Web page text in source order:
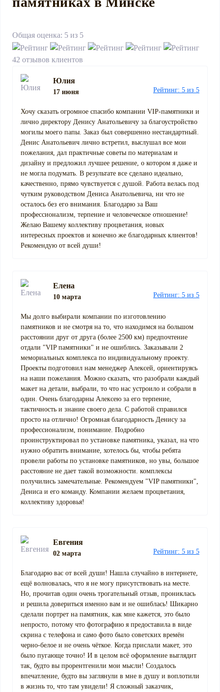
Общая оценка: 5 из 5
42 отзывов клиентов
Юлия
17 июня Рейтинг: 5 из 5
Хочу сказать огромное спасибо компании VIP-памятники и
лично директору Денису Анатольевичу за благоустройство
могилы моего папы. Заказ был совершенно нестандартный.
Денис Анатольевич лично встретил, выслушал все мои
пожелания, дал практичные советы по материалам и
дизайну и предложил лучшее решение, о котором я даже и
не могла подумать. В результате все сделано идеально,
качественно, прямо чувствуется с душой. Работа велась под
чутким руководством Дениса Анатольевича, ни что не
осталось без его внимания. Благодарю за Ваш
профессионализм, терпение и человеческое отношение!
Желаю Вашему коллективу процветания, новых
интересных проектов и конечно же благодарных клиентов!
Рекомендую от всей души!
Елена
10 марта Рейтинг: 5 из 5
Мы долго выбирали компании по изготовлению
памятников и не смотря на то, что находимся на большом
расстоянии друг от друга (более 2500 км) предпочтение
отдали "VIP памятники" и не ошиблись. Заказывали 2
мемориальных комплекса по индивидуальному проекту.
Проекты подготовил нам менеджер Алексей, ориентируясь
на наши пожелания. Можно сказать, что разобрали каждый
макет на детали, выбрали, то что нас устроило и собрали в
один. Очень благодарны Алексею за его терпение,
тактичность и знание своего дела. С работой справился
просто на отлично! Огромная благодарность Денису за
профессионализм, понимание. Подробно
проинструктировал по установке памятника, указал, на что
нужно обратить внимание, хотелось бы, чтобы ребята
провели работы по установке памятников, но увы, большое
расстояние не дает такой возможности. комплексы
получились замечательные. Рекомендуем "VIP памятники",
Дениса и его команду. Компании желаем процветания,
коллективу здоровья!
Евгения
02 марта Рейтинг: 5 из 5
Благодарю вас от всей души! Нашла случайно в интернете,
ещё волновалась, что я не могу присутствовать на месте.
Но, прочитав один очень трогательный отзыв, прониклась
и решила довериться именно вам и не ошиблась! Шикарно
сделали портрет на памятник, как мне кажется, это было
непросто, потому что фотографию я предоставила в виде
скрина с телефона и само фото было советских времён
черно-белое и не очень чёткое. Когда прислали макет, это
было пугающе точно! И в целом всё оформление выглядит
так, будто вы прорентгенили мои мысли! Создалось
впечатление, будто вы заглянули в мне в душу и воплотили
в жизнь то, что там увидели! Я сложный заказчик,